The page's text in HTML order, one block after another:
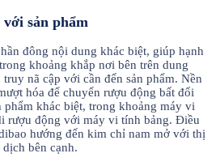
sản phẩm
đông nội dung khác biệt, giúp hạnh
khoảng khắp nơi bên trên dung
nã cập với cần đến sản phẩm. Nền
hóa để chuyển rượu động bất đổi
phẩm khác biệt, trong khoảng máy vi
rượu động với máy vi tính bảng. Điều
hướng đến kim chỉ nam mở với thị
bên cạnh.